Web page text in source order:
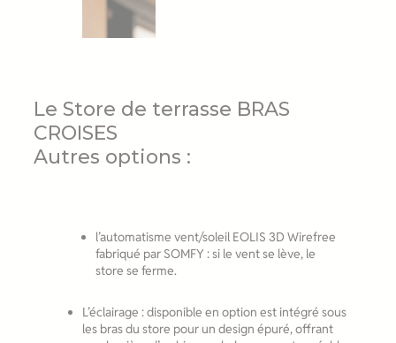
Le Store de terrasse BRAS
CROISES
Autres options :
l’automatisme vent/soleil EOLIS 3D Wirefree
fabriqué par SOMFY : si le vent se lève, le
store se ferme.
L’éclairage : disponible en option est intégré sous
les bras du store pour un design épuré, offrant